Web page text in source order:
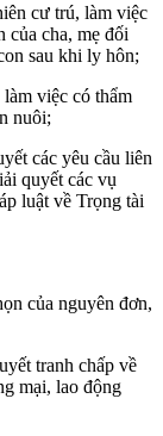
cư trú, làm việc
của cha, mẹ đối
sau khi ly hôn;
việc có thẩm
nuôi;
các yêu cầu liên
quyết các vụ
luật về Trọng tài
của nguyên đơn,
tranh chấp về
mại, lao động